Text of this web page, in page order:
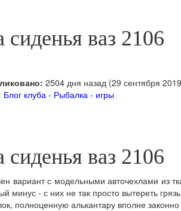
сиденья ваз 2106
2504 дня назад (29 сентября
Блог клуба - Рыбалка - игры
сиденья ваз 2106
вариант с модельными авточехлами из
минус - с них не так просто вытереть
полноценную алькантару вполне